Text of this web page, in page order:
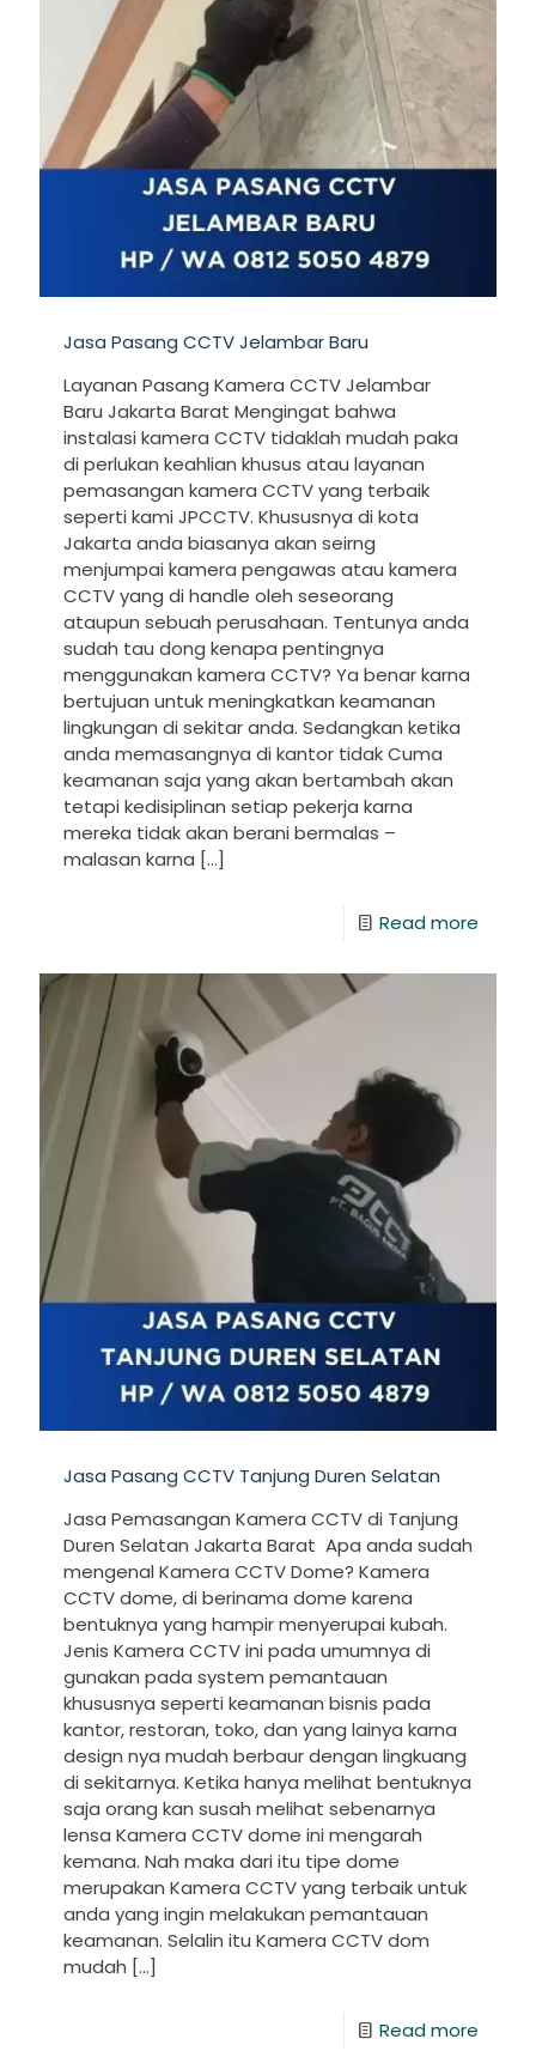
Jasa Pasang CCTV Jelambar Baru
Layanan Pasang Kamera CCTV Jelambar
Baru Jakarta Barat Mengingat bahwa
instalasi kamera CCTV tidaklah mudah paka
di perlukan keahlian khusus atau layanan
pemasangan kamera CCTV yang terbaik
seperti kami JPCCTV. Khususnya di kota
Jakarta anda biasanya akan seirng
menjumpai kamera pengawas atau kamera
CCTV yang di handle oleh seseorang
ataupun sebuah perusahaan. Tentunya anda
sudah tau dong kenapa pentingnya
menggunakan kamera CCTV? Ya benar karna
bertujuan untuk meningkatkan keamanan
lingkungan di sekitar anda. Sedangkan ketika
anda memasangnya di kantor tidak Cuma
keamanan saja yang akan bertambah akan
tetapi kedisiplinan setiap pekerja karna
mereka tidak akan berani bermalas –
malasan karna […]
Read more
Jasa Pasang CCTV Tanjung Duren Selatan
Jasa Pemasangan Kamera CCTV di Tanjung
Duren Selatan Jakarta Barat Apa anda sudah
mengenal Kamera CCTV Dome? Kamera
CCTV dome, di berinama dome karena
bentuknya yang hampir menyerupai kubah.
Jenis Kamera CCTV ini pada umumnya di
gunakan pada system pemantauan
khususnya seperti keamanan bisnis pada
kantor, restoran, toko, dan yang lainya karna
design nya mudah berbaur dengan lingkuang
di sekitarnya. Ketika hanya melihat bentuknya
saja orang kan susah melihat sebenarnya
lensa Kamera CCTV dome ini mengarah
kemana. Nah maka dari itu tipe dome
merupakan Kamera CCTV yang terbaik untuk
anda yang ingin melakukan pemantauan
keamanan. Selalin itu Kamera CCTV dom
mudah […]
Read more